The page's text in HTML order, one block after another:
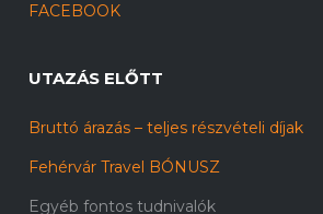
FACEBOOK
UTAZÁS ELŐTT
Bruttó árazás – teljes részvételi díjak
Fehérvár Travel BÓNUSZ
Egyéb fontos tudnivalók